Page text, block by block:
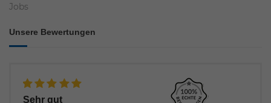
Jobs
Unsere Bewertungen
Sehr gut